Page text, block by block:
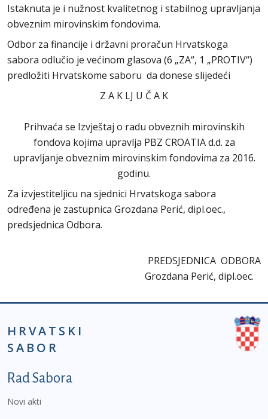
Istaknuta je i nužnost kvalitetnog i stabilnog upravljanja
obveznim mirovinskim fondovima.
Odbor za financije i državni proračun Hrvatskoga
sabora odlučio je većinom glasova (6 „ZA“, 1 „PROTIV“)
predložiti Hrvatskome saboru da donese slijedeći
Z A K LJ U Č A K
Prihvaća se Izvještaj o radu obveznih mirovinskih
fondova kojima upravlja PBZ CROATIA d.d. za
upravljanje obveznim mirovinskim fondovima za 2016.
godinu.
Za izvjestiteljicu na sjednici Hrvatskoga sabora
određena je zastupnica Grozdana Perić, dipl.oec.,
predsjednica Odbora.
PREDSJEDNICA ODBORA
Grozdana Perić, dipl.oec.
HRVATSKI
SABOR
Podnožje prvi izbornik
Rad Sabora
Novi akti